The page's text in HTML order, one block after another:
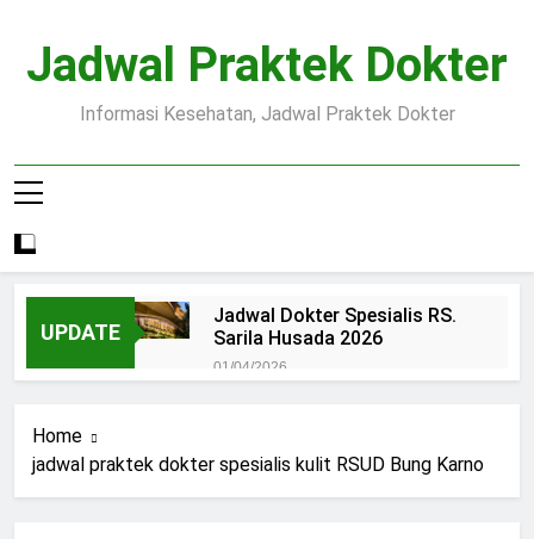
content
Jadwal Praktek Dokter
Informasi Kesehatan, Jadwal Praktek Dokter
UPDATE
Jadwal Dokter Spesialis RS.
Sarila Husada 2026
01/04/2026
Pendaftaran Pasien BPJS
RSUD Margono
Home
jadwal praktek dokter spesialis kulit RSUD Bung Karno